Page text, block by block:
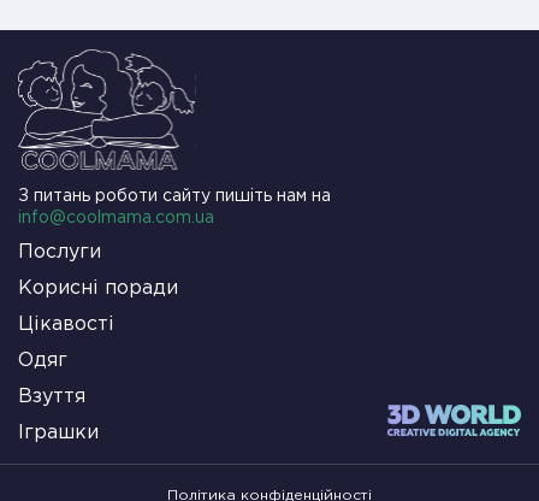
З питань роботи сайту пишіть нам на
info@coolmama.com.ua
Послуги
Корисні поради
Цікавості
Одяг
Взуття
Іграшки
Політика конфіденційності